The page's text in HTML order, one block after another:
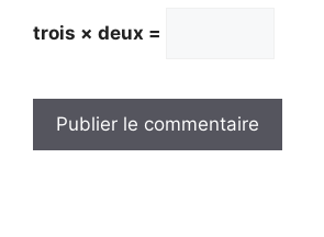
trois × deux =